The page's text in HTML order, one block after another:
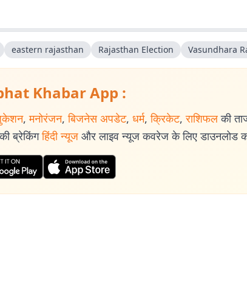
eastern rajasthan Rajasthan Election Vasundhara
Khabar App :
, मनोरंजन, बिजनेस अपडेट, धर्म, क्रिकेट, राशिफल की
ब्रेकिंग हिंदी न्यूज और लाइव न्यूज कवरेज के लिए डाउनलोड